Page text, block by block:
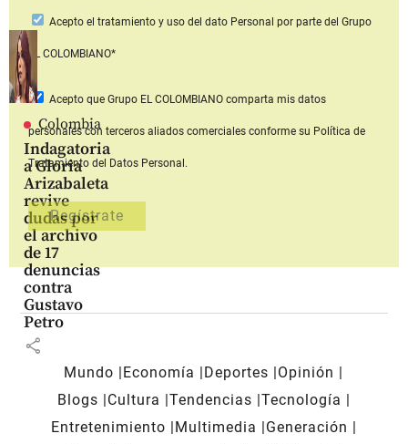
Colombia
Indagatoria
a Gloria
Arizabaleta
revive
dudas por
el archivo
de 17
denuncias
contra
Gustavo
Petro
share
Acepto el tratamiento y uso del dato Personal por parte del Grupo
EL COLOMBIANO*
Acepto que Grupo EL COLOMBIANOcomparta mis datos
personales con terceros aliados comerciales conforme su Política de
Tratamiento del Datos Personal.
Mundo Economía Deportes
Opinión
Blogs
Cultura Tendencias Tecnología
Entretenimiento
Multimedia
Generación